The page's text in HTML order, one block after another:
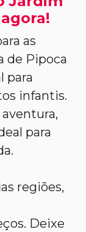
as
de Pipoca
para
infantis.
para
regiões,
Deixe